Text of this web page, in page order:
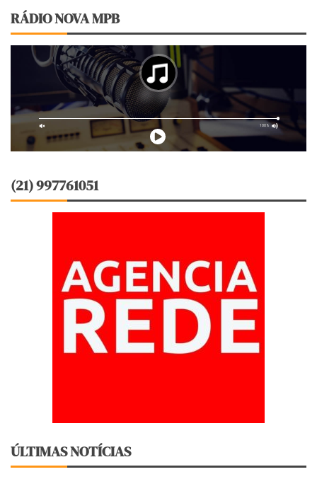
RÁDIO NOVA MPB
(21) 997761051
ÚLTIMAS NOTÍCIAS